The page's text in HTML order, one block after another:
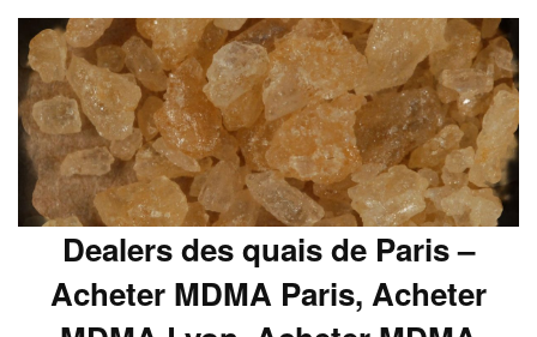
Dealers des quais de Paris –
Acheter MDMA Paris, Acheter